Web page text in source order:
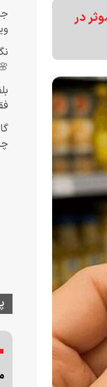
در
🌸
فقط